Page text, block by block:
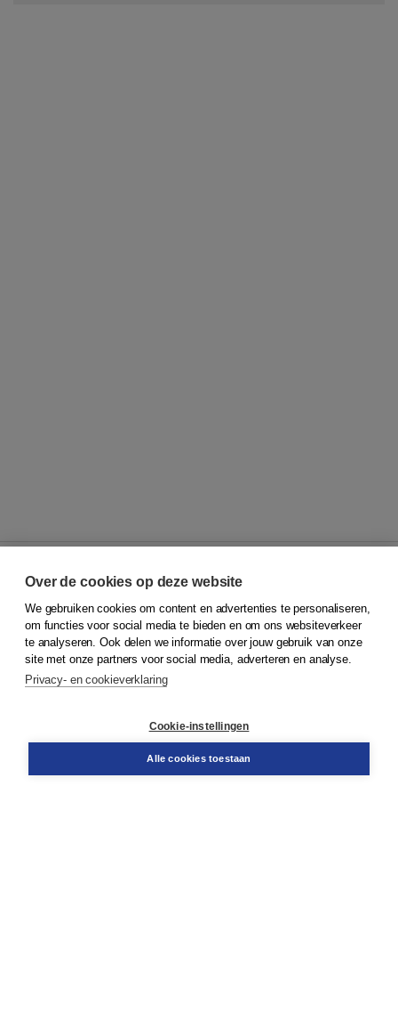
© 2026Koninklijke Boom uitgevers
Klantenservice
Service & informatie
Contact
Over de cookies op deze website
We gebruiken cookies om content en advertenties te personaliseren,
om functies voor social media te bieden en om ons websiteverkeer
te analyseren. Ook delen we informatie over jouw gebruik van onze
site met onze partners voor social media, adverteren en analyse.
Privacy- en cookieverklaring
Cookie-instellingen
Alle cookies toestaan